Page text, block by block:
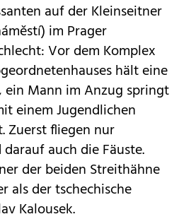
auf der Kleinseitner
im Prager
Vor dem Komplex
hält eine
ein Mann im Anzug springt
einem Jugendlichen
Zuerst fliegen nur
auch die Fäuste.
der beiden Streithähne
als der tschechische
Kalousek.